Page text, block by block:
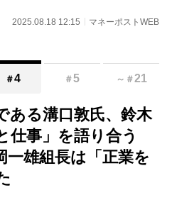
2025.08.18 12:15 マネーポストWEB
＃4 ＃5 ～ ＃21
ある溝口敦氏、鈴木
仕事」を語り合う
一雄組長は「正業を